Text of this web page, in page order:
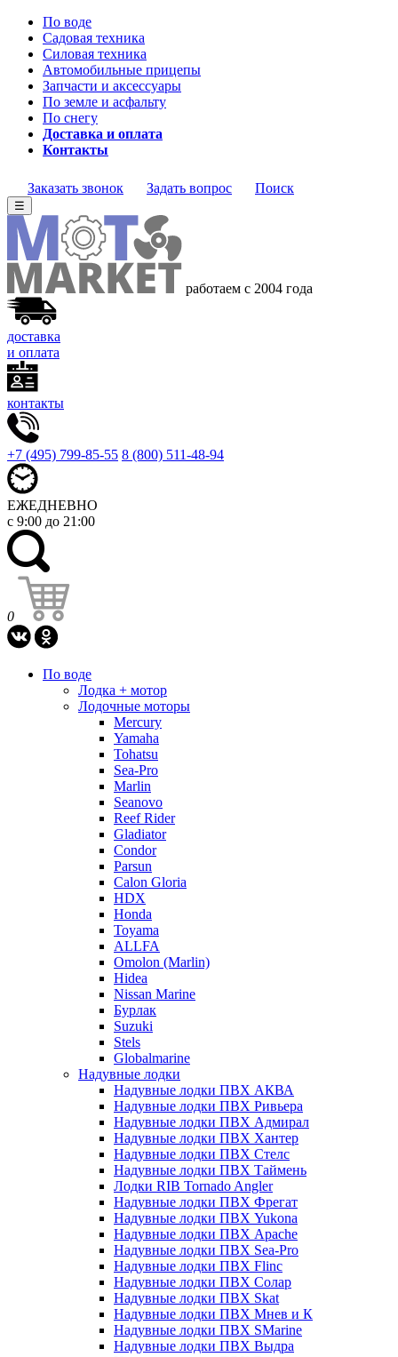
По воде
Садовая техника
Силовая техника
Автомобильные прицепы
Запчасти и аксессуары
По земле и асфальту
По снегу
Доставка и оплата
Контакты
Заказать звонок Задать вопрос Поиск
☰
работаем с 2004 года
доставка
и оплата
контакты
+7 (495) 799-85-55 8 (800) 511-48-94
ЕЖЕДНЕВНО
с 9:00 до 21:00
0
По воде
Лодка + мотор
Лодочные моторы
Mercury
Yamaha
Tohatsu
Sea-Pro
Marlin
Seanovo
Reef Rider
Gladiator
Condor
Parsun
Calon Gloria
HDX
Honda
Toyama
ALLFA
Omolon (Marlin)
Hidea
Nissan Marine
Бурлак
Suzuki
Stels
Globalmarine
Надувные лодки
Надувные лодки ПВХ АКВА
Надувные лодки ПВХ Ривьера
Надувные лодки ПВХ Адмирал
Надувные лодки ПВХ Хантер
Надувные лодки ПВХ Стелс
Надувные лодки ПВХ Таймень
Лодки RIB Tornado Angler
Надувные лодки ПВХ Фрегат
Надувные лодки ПВХ Yukona
Надувные лодки ПВХ Apache
Надувные лодки ПВХ Sea-Pro
Надувные лодки ПВХ Flinc
Надувные лодки ПВХ Солар
Надувные лодки ПВХ Skat
Надувные лодки ПВХ Мнев и К
Надувные лодки ПВХ SMarine
Надувные лодки ПВХ Выдра